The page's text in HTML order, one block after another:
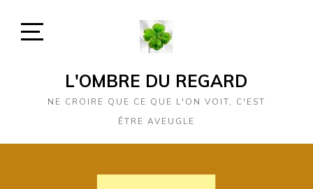
SidebarL'OMBRE DU REGARD
NE CROIRE QUE CE QUE L'ON VOIT, C'EST
ÊTRE AVEUGLE